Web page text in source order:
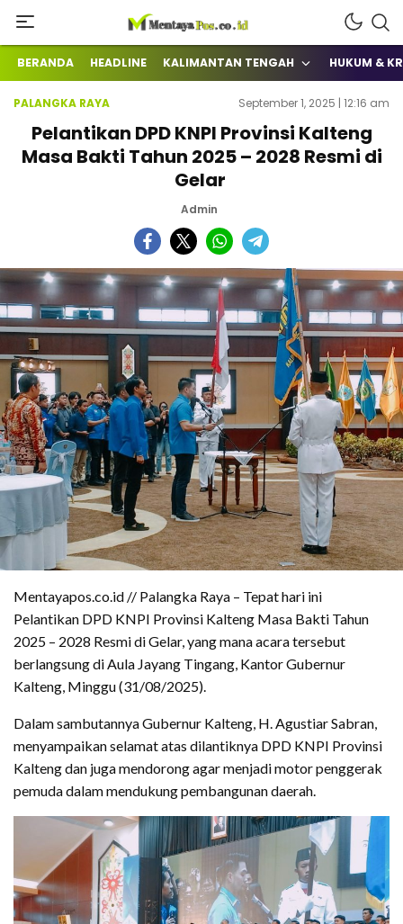
mentayapos.co.id
Terkini Mengabarkan
BERANDA HEADLINE KALIMANTAN TENGAH HUKUM &
PALANGKA RAYA September 1, 2025 | 12:16 am
Pelantikan DPD KNPI Provinsi Kalteng
Masa Bakti Tahun 2025 – 2028 Resmi di
Gelar
Admin
Mentayapos.co.id // Palangka Raya – Tepat hari ini
Pelantikan DPD KNPI Provinsi Kalteng Masa Bakti Tahun
2025 – 2028 Resmi di Gelar, yang mana acara tersebut
berlangsung di Aula Jayang Tingang, Kantor Gubernur
Kalteng, Minggu (31/08/2025).
Dalam sambutannya Gubernur Kalteng, H. Agustiar Sabran,
menyampaikan selamat atas dilantiknya DPD KNPI Provinsi
Kalteng dan juga mendorong agar menjadi motor penggerak
pemuda dalam mendukung pembangunan daerah.